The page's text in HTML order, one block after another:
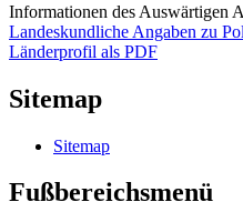
Informationen des Auswärtigen
Landeskundliche Angaben zu
Länderprofil als PDF
Sitemap
Sitemap
Fußbereichsmenü